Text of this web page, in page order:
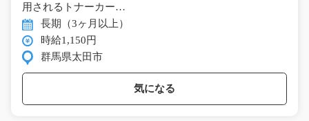
用されるトナーカー…
長期（3ヶ月以上）
時給1,150円
群馬県太田市
気になる